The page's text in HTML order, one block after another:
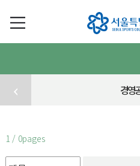
경영
1 / 0pages